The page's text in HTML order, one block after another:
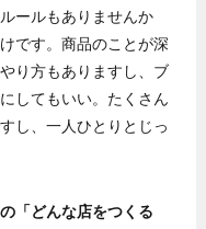
ールもありませんか
です。商品のことが深
り方もありますし、ブ
してもいい。たくさん
し、一人ひとりとじっ
「どんな店をつくる